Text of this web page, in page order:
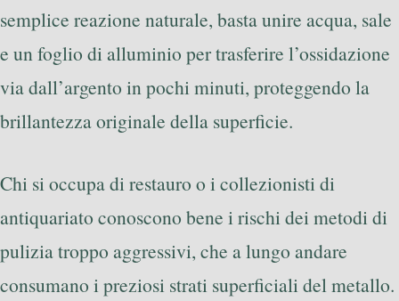
semplice reazione naturale, basta unire acqua, sale
e un foglio di alluminio per trasferire l’ossidazione
via dall’argento in pochi minuti, proteggendo la
brillantezza originale della superficie.
Chi si occupa di restauro o i collezionisti di
antiquariato conoscono bene i rischi dei metodi di
pulizia troppo aggressivi, che a lungo andare
consumano i preziosi strati superficiali del metallo.